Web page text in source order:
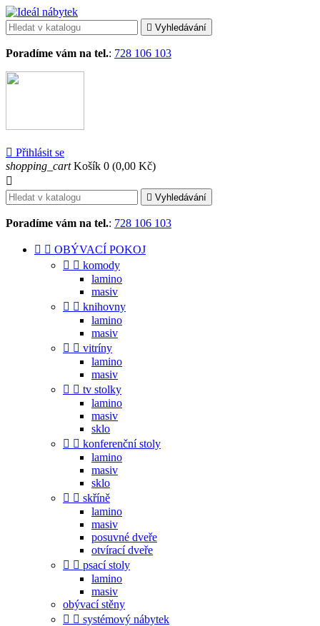
 Vyhledávání
Poradíme vám na tel.: 728 106 103
 Přihlásit se
shopping_cart Košík 0 (0,00 Kč)

 Vyhledávání
Poradíme vám na tel.: 728 106 103
  OBÝVACÍ POKOJ
  komody
lamino
masiv
  knihovny
lamino
masiv
  vitríny
lamino
masiv
  tv stolky
lamino
masiv
sklo
  konferenční stoly
lamino
masiv
sklo
  skříně
lamino
masiv
posuvné dveře
otvírací dveře
  psací stoly
lamino
masiv
obývací stěny
  systémový nábytek